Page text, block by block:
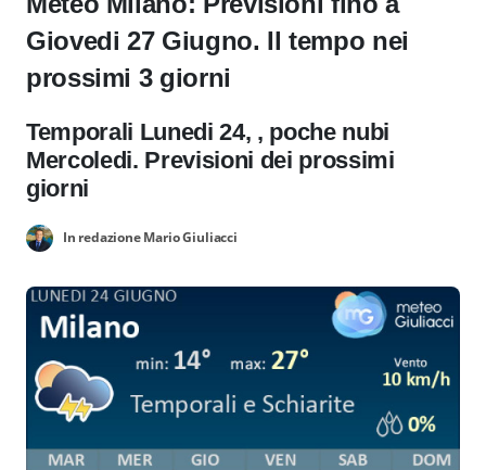
Giovedi 27 Giugno. Il tempo nei
prossimi 3 giorni
Temporali Lunedi 24, , poche nubi
Mercoledi. Previsioni dei prossimi
giorni
In redazione Mario Giuliacci